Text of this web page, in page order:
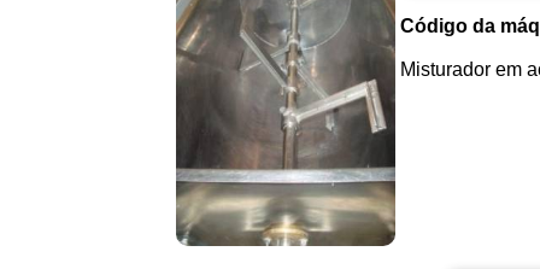
Código da
Misturador em